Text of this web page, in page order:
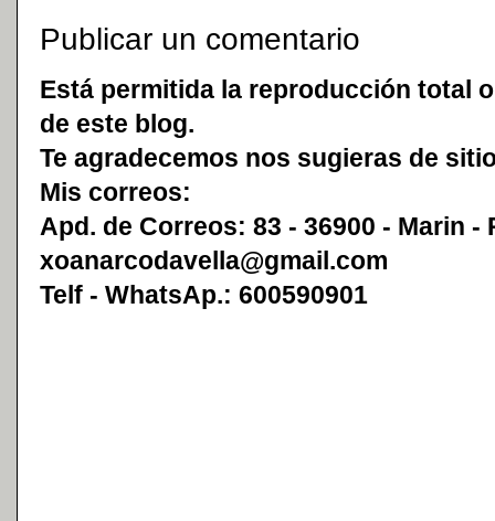
Publicar un comentario
Está permitida la reproducción total
de este blog.
Te agradecemos nos sugieras de
Mis correos:
Apd. de Correos: 83 - 36900 - Marin -
xoanarcodavella@gmail.com
Telf - WhatsAp.: 600590901